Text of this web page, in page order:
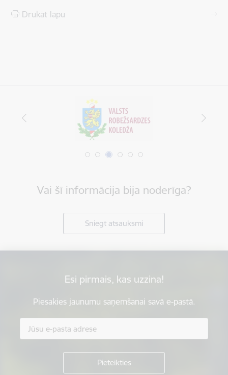
Drukāt lapu
Vai šī informācija bija noderīga?
Sniegt atsauksmi
Esi pirmais, kas uzzina!
Piesakies jaunumu saņemšanai savā e-pastā.